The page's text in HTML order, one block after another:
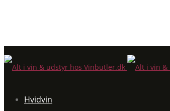
Hvidvin